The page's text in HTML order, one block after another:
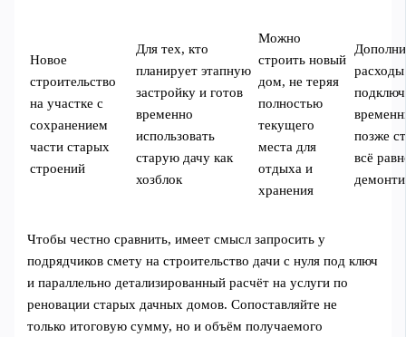
Новое
строительство
на участке с
сохранением
части старых
строений
Для тех, кто
планирует этапную
застройку и готов
временно
использовать
старую дачу как
хозблок
Можно
строить новый
дом, не теряя
полностью
текущего
места для
отдыха и
хранения
позже
всё
Чтобы честно сравнить, имеет смысл запросить у
подрядчиков смету на строительство дачи с нуля под ключ
и параллельно детализированный расчёт на услуги по
реновации старых дачных домов. Сопоставляйте не
только итоговую сумму, но и объём получаемого